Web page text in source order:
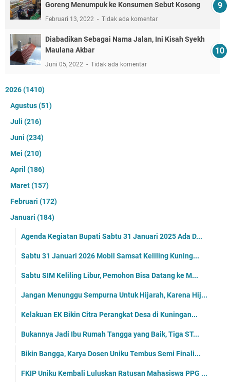
Goreng Menumpuk ke Konsumen Sebut Kosong
Februari 13, 2022 Tidak ada komentar
Diabadikan Sebagai Nama Jalan, Ini Kisah Syekh
Maulana Akbar
Juni 05, 2022 Tidak ada komentar
2026(1410)
Agustus(51)
Juli (216)
Juni (234)
Mei (210)
April (186)
Maret(157)
Februari (172)
Januari (184)
Agenda Kegiatan Bupati Sabtu 31 Januari 2025 Ada D...
Sabtu 31 Januari 2026 Mobil Samsat Keliling Kuning...
Sabtu SIM Keliling Libur, Pemohon Bisa Datang ke M...
Jangan Menunggu Sempurna Untuk Hijarah, Karena Hij...
Kelakuan EK Bikin Citra Perangkat Desa di Kuningan...
Bukannya Jadi Ibu Rumah Tangga yang Baik, Tiga ST...
Bikin Bangga, Karya Dosen Uniku Tembus Semi Finali...
FKIP Uniku Kembali Luluskan Ratusan Mahasiswa PPG ...